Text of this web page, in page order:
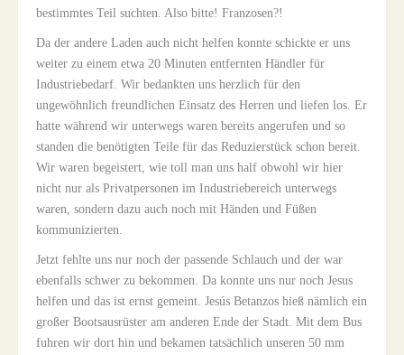
bestimmtes Teil suchten. Also bitte! Franzosen?!
Da der andere Laden auch nicht helfen konnte schickte er uns
weiter zu einem etwa 20 Minuten entfernten Händler für
Industriebedarf. Wir bedankten uns herzlich für den
ungewöhnlich freundlichen Einsatz des Herren und liefen los. Er
hatte während wir unterwegs waren bereits angerufen und so
standen die benötigten Teile für das Reduzierstück schon bereit.
Wir waren begeistert, wie toll man uns half obwohl wir hier
nicht nur als Privatpersonen im Industriebereich unterwegs
waren, sondern dazu auch noch mit Händen und Füßen
kommunizierten.
Jetzt fehlte uns nur noch der passende Schlauch und der war
ebenfalls schwer zu bekommen. Da konnte uns nur noch Jesus
helfen und das ist ernst gemeint. Jesús Betanzos hieß nämlich ein
großer Bootsausrüster am anderen Ende der Stadt. Mit dem Bus
fuhren wir dort hin und bekamen tatsächlich unseren 50 mm